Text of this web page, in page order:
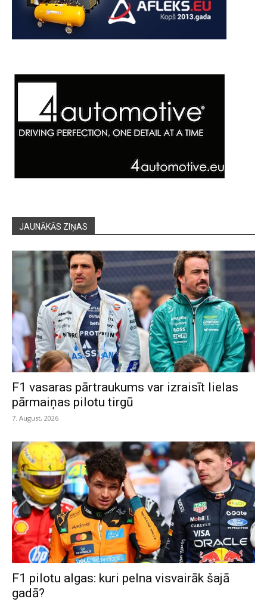
JAUNĀKĀS ZIŅAS
F1 vasaras pārtraukums var izraisīt lielas
pārmaiņas pilotu tirgū
7. August, 2026
F1 pilotu algas: kuri pelna visvairāk šajā
gadā?